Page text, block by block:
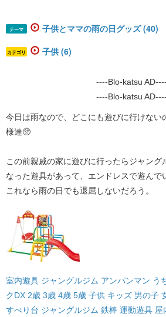
テーマ 子供とママの雨の日グッズ (40)
カテゴリ 子供 (6)
----Blo-katsu AD----
----Blo-katsu AD----
今日は雨なので、どこにも遊びに行けない
様達🥺
この前親戚の家に遊びに行ったらジャング
なった遊具があって、エンドレスで遊んで
これなら雨の日でも退屈しないだろう。
室内遊具 ジャングルジム アンパンマン う
クDX 2歳 3歳 4歳 5歳 子供 キッズ 男の子
すべり台 ジャングルジム 鉄棒 運動遊具 屋